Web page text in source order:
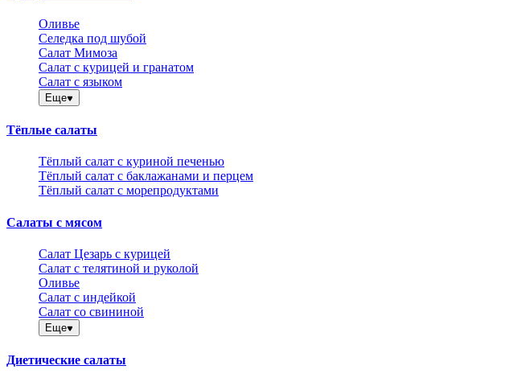
Оливье
Селедка под шубой
Салат Мимоза
Салат с курицей и гранатом
Салат с языком
Еще
Тёплые салаты
Тёплый салат с куриной печенью
Тёплый салат с баклажанами и перцем
Тёплый салат с морепродуктами
Салаты с мясом
Салат Цезарь с курицей
Салат с телятиной и руколой
Оливье
Салат с индейкой
Салат со свининой
Еще
Диетические салаты